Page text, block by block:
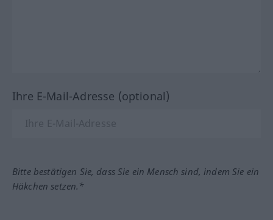
Ihre E-Mail-Adresse (optional)
Bitte bestätigen Sie, dass Sie ein Mensch sind, indem Sie ein
Häkchen setzen.*